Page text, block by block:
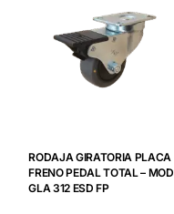
RODAJA GIRATORIA PLACA
FRENO PEDAL TOTAL – MOD
GLA 312 ESD FP